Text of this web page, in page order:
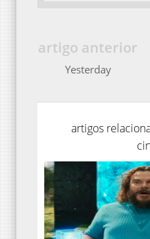
artigo anterior
Yesterday
artigos